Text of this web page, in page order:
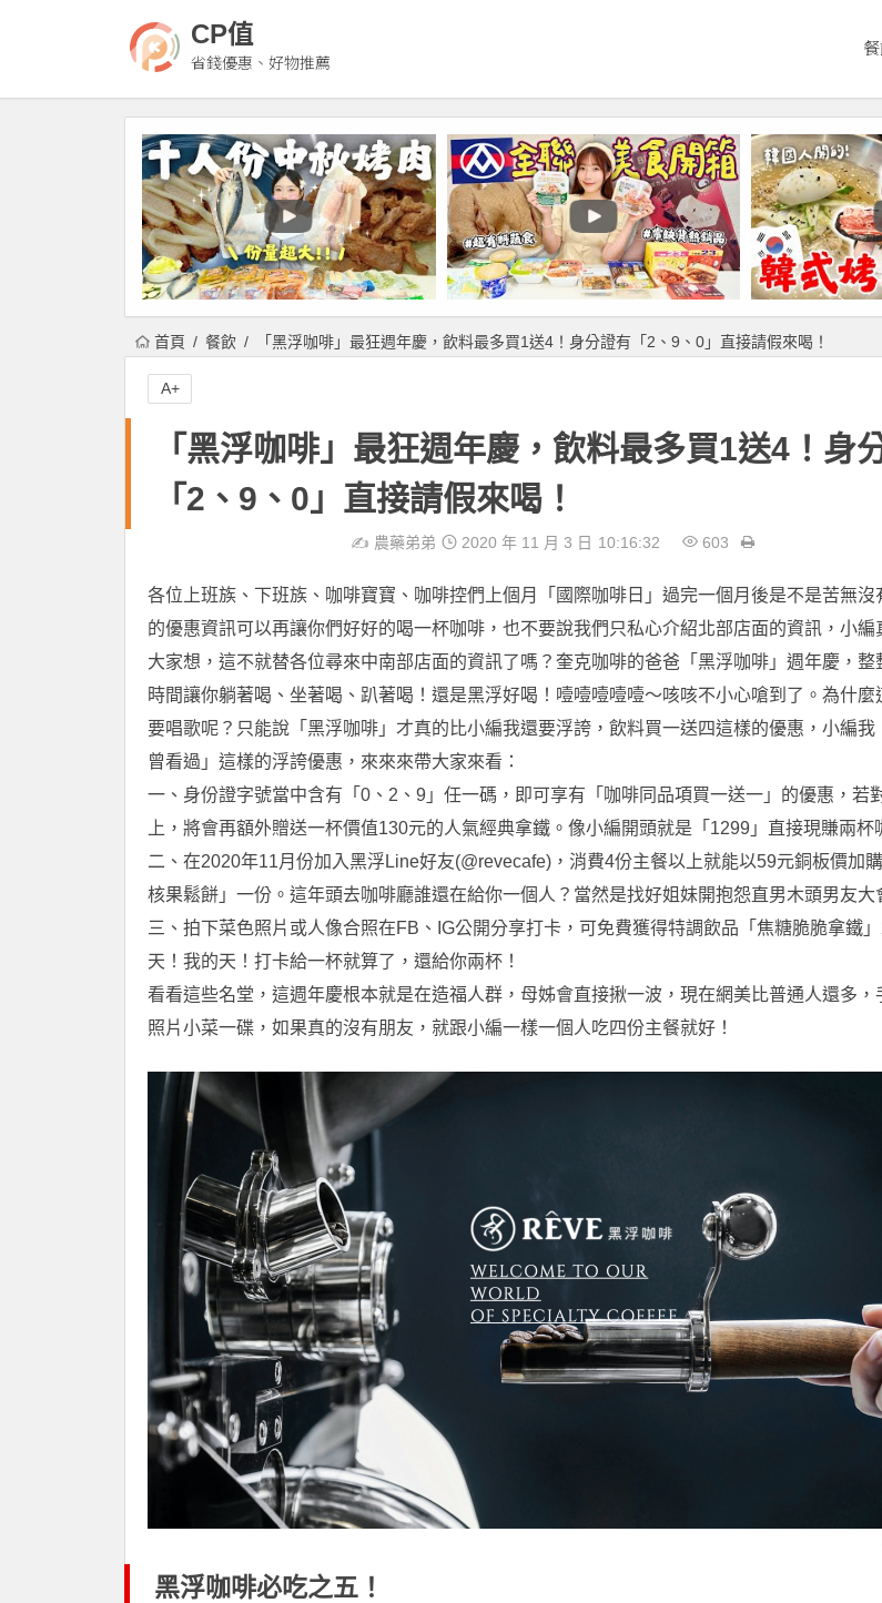
CP值
省錢優惠、好物推薦
首頁 餐飲 「黑浮咖啡」最狂週年慶，飲料最多買1送4！身分證有「2、9、0」直接請假來喝！
「黑浮咖啡」最狂週年慶，飲料最多買1送4！身
「2、9、0」直接請假來喝！
✍️ 農藥弟弟 2020 年 11 月 3 日 10:16:32 603
各位上班族、下班族、咖啡寶寶、咖啡控們上個月「國際咖啡日」過完一個月後是不是苦無沒
的優惠資訊可以再讓你們好好的喝一杯咖啡，也不要說我們只私心介紹北部店面的資訊，小編
大家想，這不就替各位尋來中南部店面的資訊了嗎？奎克咖啡的爸爸「黑浮咖啡」週年慶，整
時間讓你躺著喝、坐著喝、趴著喝！還是黑浮好喝！噎噎噎噎噎～咳咳不小心嗆到了。為什麼
要唱歌呢？只能說「黑浮咖啡」才真的比小編我還要浮誇，飲料買一送四這樣的優惠，小編我
曾看過」這樣的浮誇優惠，來來來帶大家來看：
一、身份證字號當中含有「0、2、9」任一碼，即可享有「咖啡同品項買一送一」的優惠，若
上，將會再額外贈送一杯價值130元的人氣經典拿鐵。像小編開頭就是「1299」直接現賺兩杯
二、在2020年11月份加入黑浮Line好友(@revecafe)，消費4份主餐以上就能以59元銅板價加
核果鬆餅」一份。這年頭去咖啡廳誰還在給你一個人？當然是找好姐妹開抱怨直男木頭男友大
三、拍下菜色照片或人像合照在FB、IG公開分享打卡，可免費獲得特調飲品「焦糖脆脆拿鐵
天！我的天！打卡給一杯就算了，還給你兩杯！
看看這些名堂，這週年慶根本就是在造福人群，母姊會直接揪一波，現在網美比普通人還多，
照片小菜一碟，如果真的沒有朋友，就跟小編一樣一個人吃四份主餐就好！
黑浮咖啡必吃之五！
A+